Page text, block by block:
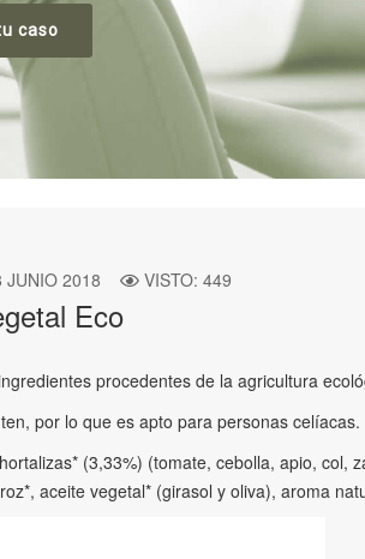
caso
JUNIO 2018 VISTO: 449
Eco
procedentes de la agricultura
por lo que es apto para personas celíacas.
(3,33%) (tomate, cebolla, apio,
aceite vegetal* (girasol y oliva), aroma